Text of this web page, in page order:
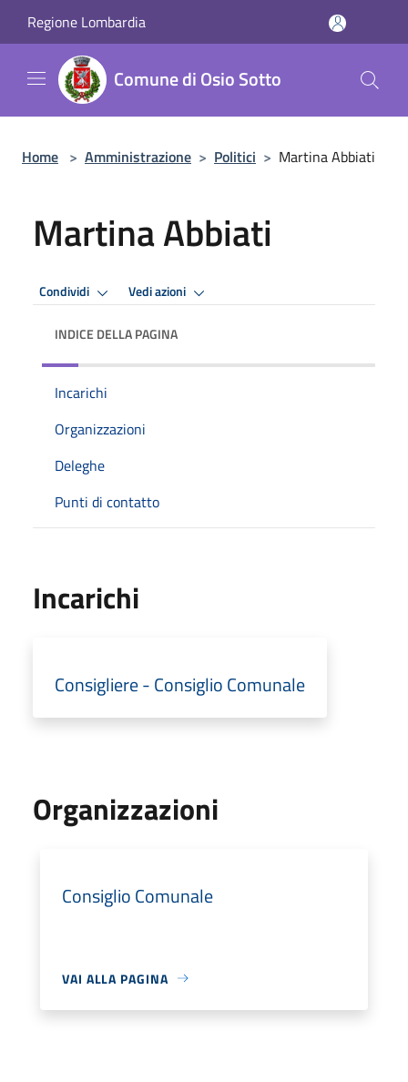
Regione Lombardia
Comune di Osio Sotto
Home > Amministrazione > Politici > Martina Abbiati
Martina Abbiati
Condividi Vedi azioni
INDICE DELLA PAGINA
Incarichi
Organizzazioni
Deleghe
Punti di contatto
Incarichi
Consigliere - Consiglio Comunale
Organizzazioni
Consiglio Comunale
VAI ALLA PAGINA